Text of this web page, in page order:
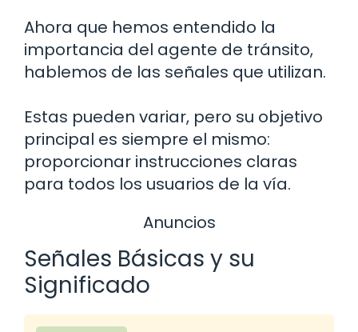
Ahora que hemos entendido la
importancia del agente de tránsito,
hablemos de las señales que utilizan.
Estas pueden variar, pero su objetivo
principal es siempre el mismo:
proporcionar instrucciones claras
para todos los usuarios de la vía.
Anuncios
Señales Básicas y su
Significado